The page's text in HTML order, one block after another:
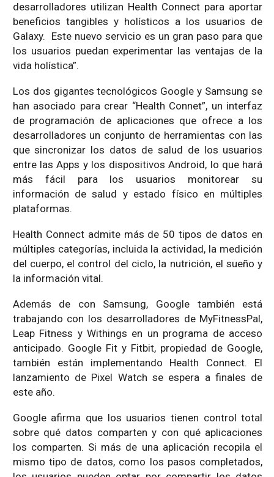
desarrolladores utilizan Health Connect para aportar
beneficios tangibles y holísticos a los usuarios de
Galaxy. Este nuevo servicio es un gran paso para que
los usuarios puedan experimentar las ventajas de la
vida holística”.
Los dos gigantes tecnológicos Google y Samsung se
han asociado para crear “Health Connet”, un interfaz
de programación de aplicaciones que ofrece a los
desarrolladores un conjunto de herramientas con las
que sincronizar los datos de salud de los usuarios
entre las Apps y los dispositivos Android, lo que hará
más fácil para los usuarios monitorear su
información de salud y estado físico en múltiples
plataformas.
Health Connect admite más de 50 tipos de datos en
múltiples categorías, incluida la actividad, la medición
del cuerpo, el control del ciclo, la nutrición, el sueño y
la información vital.
Además de con Samsung, Google también está
trabajando con los desarrolladores de MyFitnessPal,
Leap Fitness y Withings en un programa de acceso
anticipado. Google Fit y Fitbit, propiedad de Google,
también están implementando Health Connect. El
lanzamiento de Pixel Watch se espera a finales de
este año.
Google afirma que los usuarios tienen control total
sobre qué datos comparten y con qué aplicaciones
los comparten. Si más de una aplicación recopila el
mismo tipo de datos, como los pasos completados,